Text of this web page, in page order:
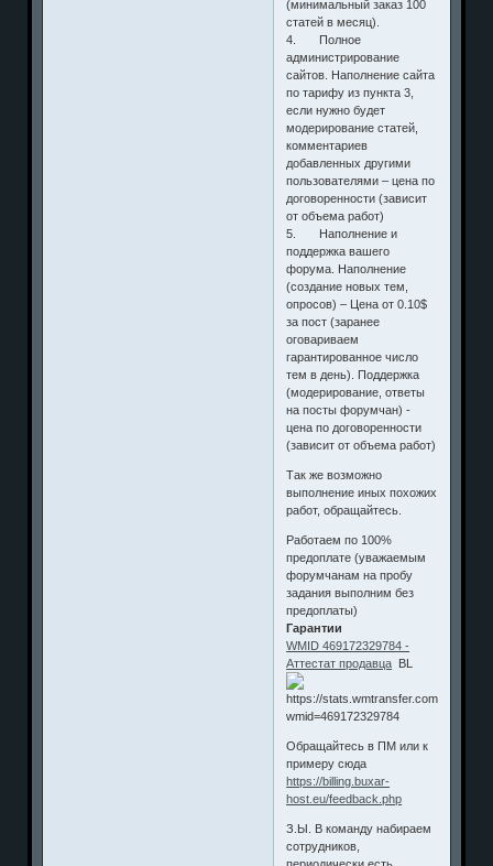
(минимальный заказ 100
статей в месяц).
4. Полное
администрирование
сайтов. Наполнение сайта
по тарифу из пункта 3,
если нужно будет
модерирование статей,
комментариев
добавленных другими
пользователями – цена по
договоренности (зависит
от объема работ)
5. Наполнение и
поддержка вашего
форума. Наполнение
(создание новых тем,
опросов) – Цена от 0.10$
за пост (заранее
оговариваем
гарантированное число
тем в день). Поддержка
(модерирование, ответы
на посты форумчан) -
цена по договоренности
(зависит от объема работ)
Так же возможно
выполнение иных похожих
работ, обращайтесь.
Работаем по 100%
предоплате (уважаемым
форумчанам на пробу
задания выполним без
предоплаты)
Гарантии
WMID 469172329784 -
Аттестат продавца BL
Обращайтесь в ПМ или к
примеру сюда
https://billing.buxar-
host.eu/feedback.php
З.Ы. В команду набираем
сотрудников,
периодически есть